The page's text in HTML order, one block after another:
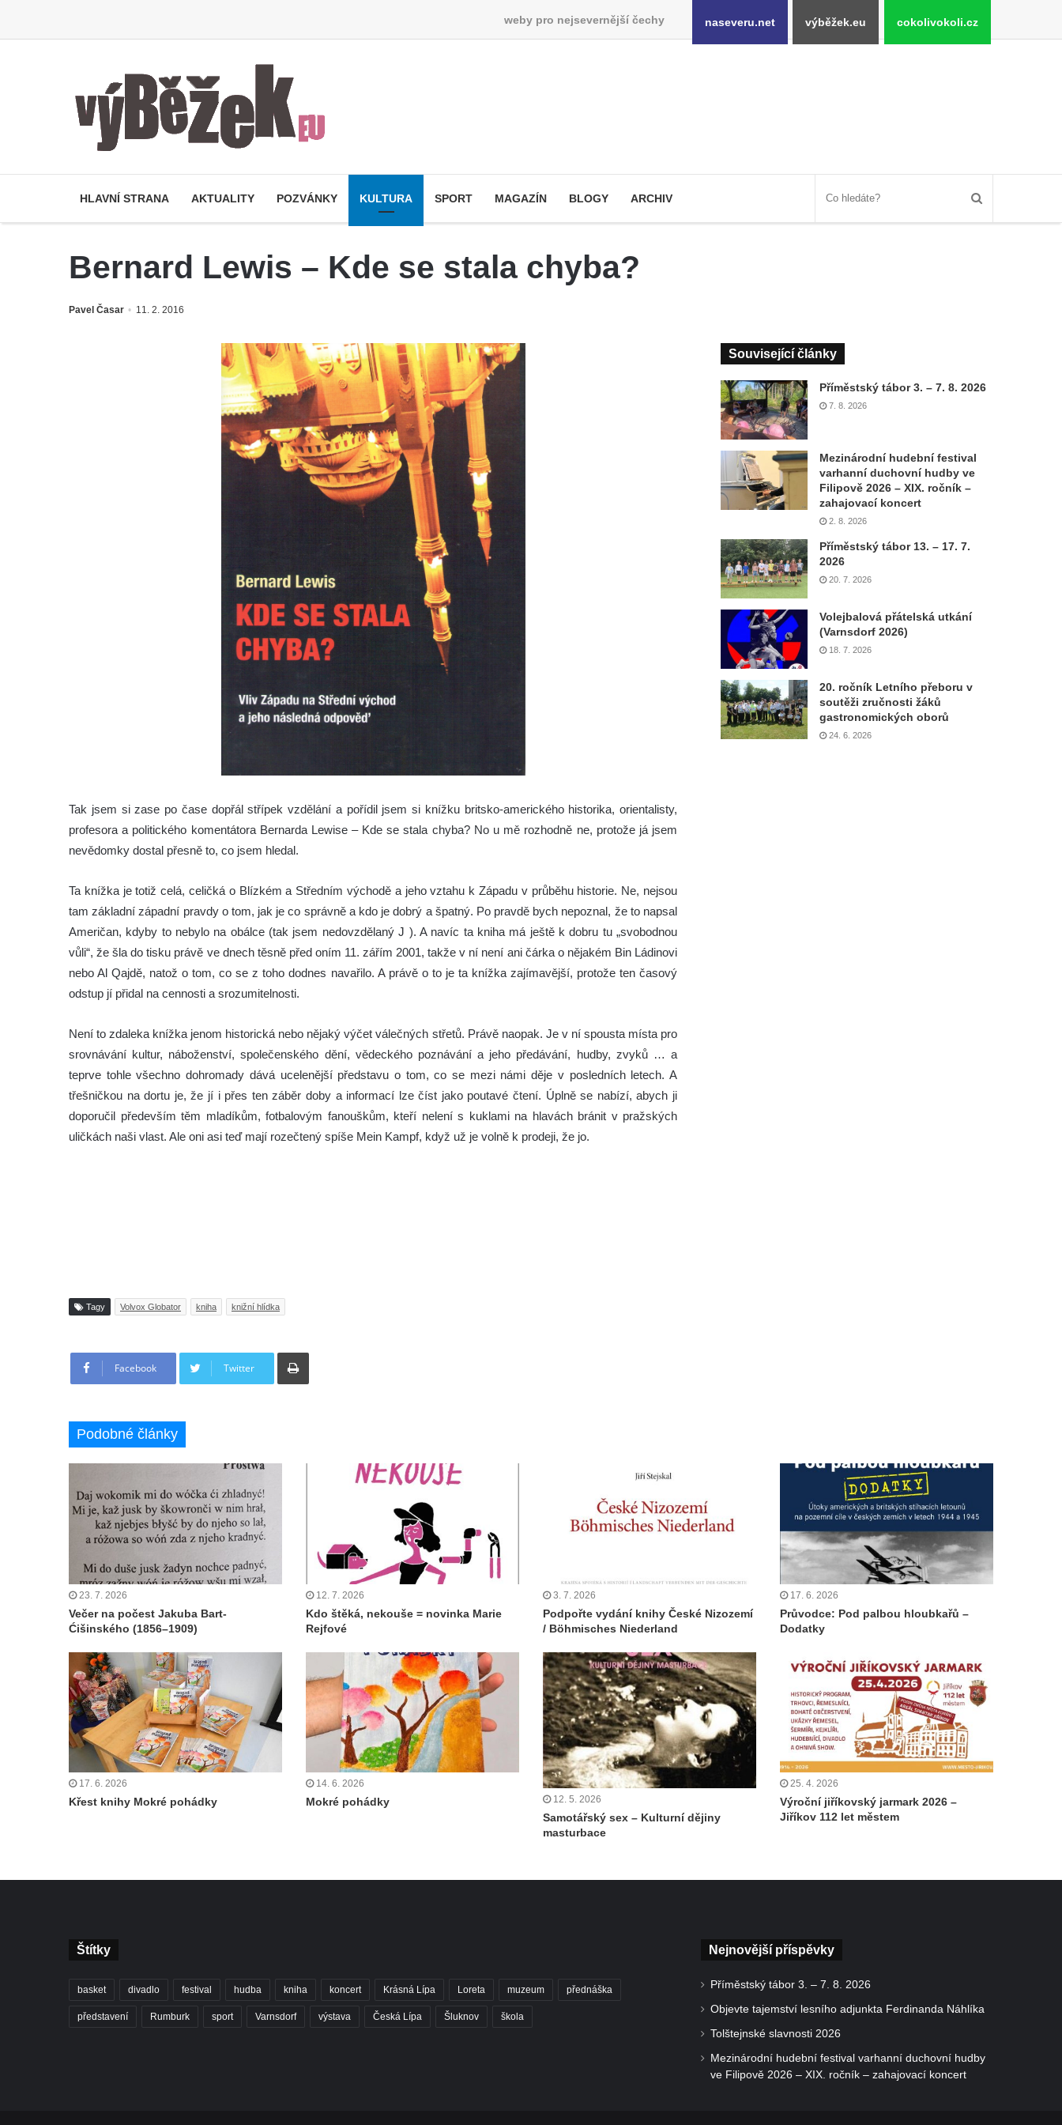
weby pro nejsevernější čechy naseveru.net výběžek.eu cokolivokoli.cz
HLAVNÍ STRANA AKTUALITY POZVÁNKY KULTURA SPORT MAGAZÍN BLOGY ARCHIV
Bernard Lewis – Kde se stala chyba?
Pavel Časar 11. 2. 2016
Tak jsem si zase po čase dopřál střípek vzdělání a pořídil jsem si knížku britsko-amerického historika, orientalisty,
profesora a politického komentátora Bernarda Lewise – Kde se stala chyba? No u mě rozhodně ne, protože já jsem
nevědomky dostal přesně to, co jsem hledal.
Ta knížka je totiž celá, celičká o Blízkém a Středním východě a jeho vztahu k Západu v průběhu historie. Ne, nejsou
tam základní západní pravdy o tom, jak je co správně a kdo je dobrý a špatný. Po pravdě bych nepoznal, že to napsal
Američan, kdyby to nebylo na obálce (tak jsem nedovzdělaný J ). A navíc ta kniha má ještě k dobru tu „svobodnou
vůli“, že šla do tisku právě ve dnech těsně před oním 11. zářím 2001, takže v ní není ani čárka o nějakém Bin Ládinovi
nebo Al Qajdě, natož o tom, co se z toho dodnes navařilo. A právě o to je ta knížka zajímavější, protože ten časový
odstup jí přidal na cennosti a srozumitelnosti.
Není to zdaleka knížka jenom historická nebo nějaký výčet válečných střetů. Právě naopak. Je v ní spousta místa pro
srovnávání kultur, náboženství, společenského dění, vědeckého poznávání a jeho předávání, hudby, zvyků … a
teprve tohle všechno dohromady dává ucelenější představu o tom, co se mezi námi děje v posledních letech. A
třešničkou na dortu je, že jí i přes ten záběr doby a informací lze číst jako poutavé čtení. Úplně se nabízí, abych ji
doporučil především těm mladíkům, fotbalovým fanouškům, kteří nelení s kuklami na hlavách bránit v pražských
uličkách naši vlast. Ale oni asi teď mají rozečtený spíše Mein Kampf, když už je volně k prodeji, že jo.
Tagy Volvox Globator kniha knižní hlídka
Facebook Twitter
Tisknout
Související články
Příměstský tábor 3. – 7. 8. 2026
7. 8. 2026
Mezinárodní hudební festival
varhanní duchovní hudby ve
Filipově 2026 – XIX. ročník –
zahajovací koncert
2. 8. 2026
Příměstský tábor 13. – 17. 7.
2026
20. 7. 2026
Volejbalová přátelská utkání
(Varnsdorf 2026)
18. 7. 2026
20. ročník Letního přeboru v
soutěži zručnosti žáků
gastronomických oborů
24. 6. 2026
Podobné články
23. 7. 2026
Večer na počest Jakuba Bart-
Ćišinského (1856–1909)
12. 7. 2026
Kdo štěká, nekouše = novinka Marie
Rejfové
3. 7. 2026
Podpořte vydání knihy České Nizozemí
/ Böhmisches Niederland
17. 6. 2026
Průvodce: Pod palbou hloubkařů –
Dodatky
17. 6. 2026
Křest knihy Mokré pohádky
14. 6. 2026
Mokré pohádky 12. 5. 2026
Samotářský sex – Kulturní dějiny
masturbace
25. 4. 2026
Výroční jiříkovský jarmark 2026 –
Jiříkov 112 let městem
Štítky
basket divadlo festival hudba kniha koncert Krásná Lípa Loreta muzeum přednáška
představení Rumburk sport Varnsdorf výstava Česká Lípa Šluknov škola
Nejnovější příspěvky
Příměstský tábor 3. – 7. 8. 2026
Objevte tajemství lesního adjunkta Ferdinanda Náhlíka
Tolštejnské slavnosti 2026
Mezinárodní hudební festival varhanní duchovní hudby
ve Filipově 2026 – XIX. ročník – zahajovací koncert